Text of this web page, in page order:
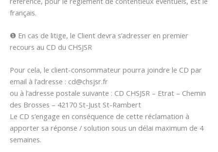
français.
❶ En cas de litige, le Client devra s’adresser en premier
recours au CD du CHSJSR
Pour cela, le client-consommateur pourra joindre le CD par
email à l’adresse : cd@chsjsr.fr
ou à l’adresse postale suivante : CD CHSJSR – Etrat – Chemin
des Brosses – 42170 St-Just St-Rambert
Le CD s’engage en conséquence de cette réclamation à
apporter sa réponse / solution sous un délai maximum de 4
semaines.